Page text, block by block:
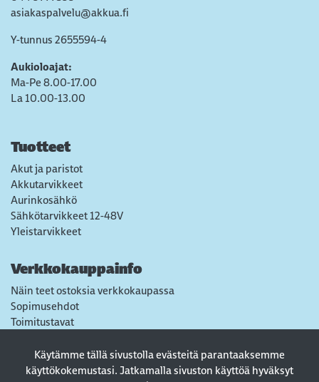
Käytämme tällä sivustolla evästeitä parantaaksemme
käyttökokemustasi. Jatkamalla sivuston käyttöä hyväksyt
asiakaspalvelu@akkua.fi
Y-tunnus 2655594-4
Aukioloajat:
Ma-Pe 8.00-17.00
La 10.00-13.00
Tuotteet
Akut ja paristot
Akkutarvikkeet
Aurinkosähkö
Sähkötarvikkeet 12-48V
Yleistarvikkeet
Verkkokauppainfo
Näin teet ostoksia verkkokaupassa
Sopimusehdot
Toimitustavat
Tietosuojaseloste
Usein kysytyt kysymykset